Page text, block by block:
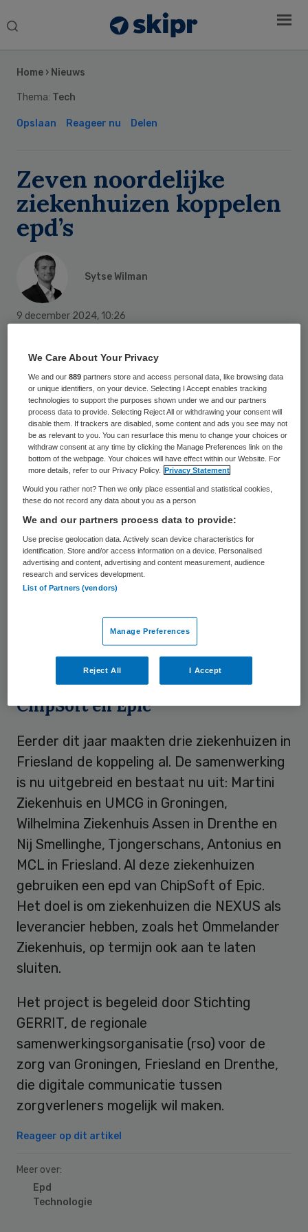
Search
Home › Nieuws
Thema: Tech
Opslaan Reageer nu Delen
Zeven noordelijke
ziekenhuizen koppelen
epd’s
Sytse Wilman
9 december 2024, 10:26
Zeven ziekenhuizen in Groningen, Friesland
en Drenthe verwijzen patiënten
rechtstreeks digitaal naar elkaar door. Een
directe koppeling tussen hun elektronische
patiëntendossiers (epd’s) maakt dat
mogelijk.
De koppeling tussen de noordelijke
ziekenhuizen betekent een einde aan het
mailen en faxen om patiënten naar elkaar
door te verwijzen. Het ontvangende
schrijven; het krijgt deverwijsinformatie
rechtstreeks in het epd. Dat moet veel tijd
en administratiedruk schelen.
ChipSoft en Epic
Eerder dit jaar maakten drie ziekenhuizen in
Friesland de koppeling al. De samenwerking
is nu uitgebreid en bestaat nu uit: Martini
Ziekenhuis en UMCG in Groningen,
Wilhelmina Ziekenhuis Assen in Drenthe en
Nij Smellinghe, Tjongerschans, Antonius en
MCL in Friesland. Al deze ziekenhuizen
gebruiken een epd van ChipSoft of Epic.
Het doel is om ziekenhuizen die NEXUS als
leverancier hebben, zoals het Ommelander
Ziekenhuis, op termijn ook aan te laten
sluiten.
Het project is begeleid door Stichting
GERRIT, de regionale
samenwerkingsorganisatie (rso) voor de
zorg van Groningen, Friesland en Drenthe,
die digitale communicatie tussen
zorgverleners mogelijk wil maken.
Reageer op dit artikel
Meer over:
Epd
Technologie
Sidebar
We Care About Your Privacy
We and our889 partners store and access personal data, like browsing data
or unique identifiers, on your device. Selecting I Accept enables tracking
technologies to support the purposes shown under we and our partners
process data to provide. Selecting Reject All or withdrawing your consent will
disable them. If trackers are disabled, some content and ads you see may not
be as relevant to you. You can resurface this menu to change your choices or
withdraw consent at any time by clicking the Manage Preferences link on the
bottom of the webpage. Your choices will have effect within our Website. For
more details, refer to our Privacy Policy.
Privacy Statement
Would you rather not? Then we only place essential and statistical cookies,
these do not record any data about you as a person
We and our partners process data to provide:
Use precise geolocation data. Actively scan device characteristics for
identification. Store and/or access information on a device. Personalised
advertising and content, advertising and content measurement, audience
research and services development.
List of Partners (vendors)
Manage Preferences
Reject All I Accept